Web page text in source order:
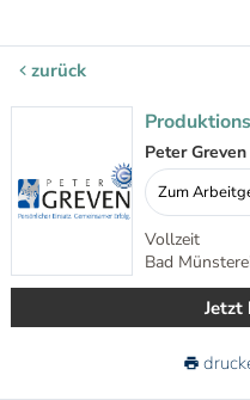
zurück
Peter
Zum
Vollzeit
Bad
Jetzt